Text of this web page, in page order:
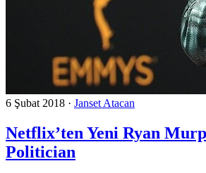
6 Şubat 2018 · Janset Atacan
Netflix’ten Yeni Ryan
Politician